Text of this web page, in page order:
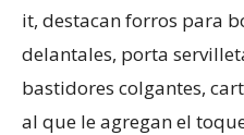
it, destacan forros para
delantales, porta
bastidores colgantes,
al que le agregan el